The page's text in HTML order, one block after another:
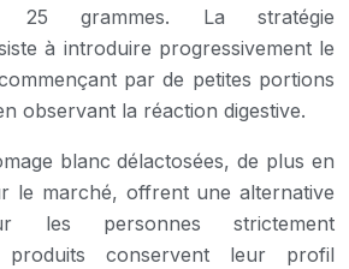
25 grammes. La stratégie
à introduire progressivement le
par de petites portions
observant la réaction digestive.
blanc délactosées, de plus en
le marché, offrent une alternative
les personnes strictement
produits conservent leur profil